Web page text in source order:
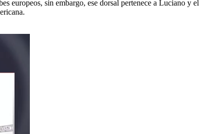
europeos, sin embargo, ese dorsal pertenece a Luciano y el